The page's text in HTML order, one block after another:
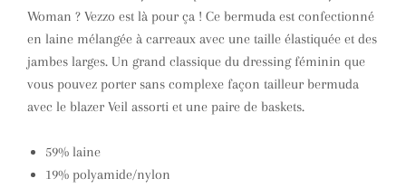
Woman ? Vezzo est là pour ça ! Ce bermuda est confectionné
en laine mélangée à carreaux avec une taille élastiquée et des
jambes larges. Un grand classique du dressing féminin que
vous pouvez porter sans complexe façon tailleur bermuda
avec le blazer Veil assorti et une paire de baskets.
59% laine
19% polyamide/nylon